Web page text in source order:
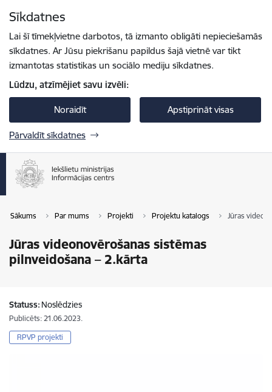
Sīkdatnes
Lai šī tīmekļvietne darbotos, tā izmanto obligāti nepieciešamās
sīkdatnes. Ar Jūsu piekrišanu papildus šajā vietnē var tikt
izmantotas statistikas un sociālo mediju sīkdatnes.
Lūdzu, atzīmējiet savu izvēli:
Noraidīt Apstiprināt visas
Pārvaldīt sīkdatnes
Sākums Par mums Projekti Projektu katalogs Jūras
Jūras videonovērošanas sistēmas
pilnveidošana – 2.kārta
Statuss: Noslēdzies
Publicēts: 21.06.2023.
RPVP projekti